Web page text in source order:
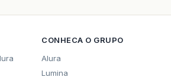
CONHECA O GRUPO
Alura
Lumina